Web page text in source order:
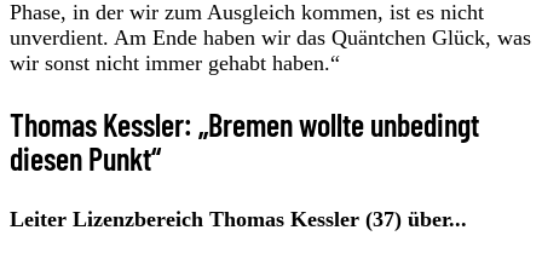
Phase, in der wir zum Ausgleich kommen, ist es nicht
unverdient. Am Ende haben wir das Quäntchen Glück, was
wir sonst nicht immer gehabt haben.“
Thomas Kessler: „Bremen wollte unbedingt
diesen Punkt“
Leiter Lizenzbereich Thomas Kessler (37) über...